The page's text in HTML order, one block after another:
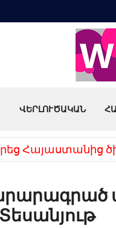
ՎԵՐԼՈՒԾԱԿԱՆ
Հայաստանից